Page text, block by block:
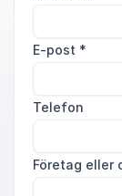
E-post *
Telefon
Företag eller